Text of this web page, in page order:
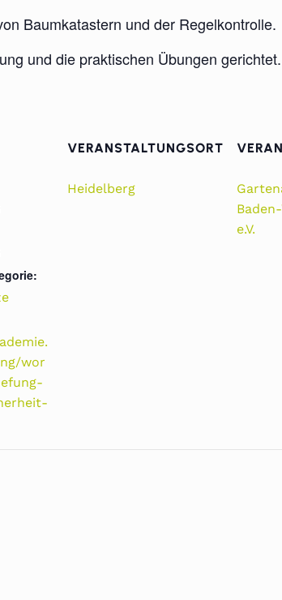
Baumkatastern und der Regelkontrolle.
und die praktischen Übungen
wor
VERANSTALTUNGSORT
Heidelberg
e.V.